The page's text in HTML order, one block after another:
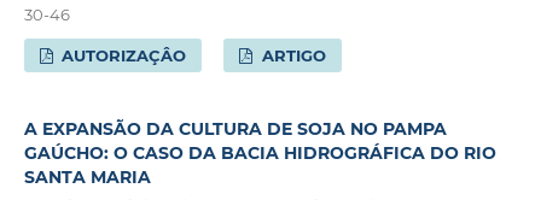
30-46
AUTORIZAÇÂO ARTIGO
A EXPANSÃO DA CULTURA DE SOJA NO PAMPA
GAÚCHO: O CASO DA BACIA HIDROGRÁFICA DO RIO
SANTA MARIA